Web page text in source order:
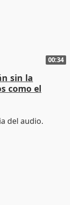
00:34
sin la
como el